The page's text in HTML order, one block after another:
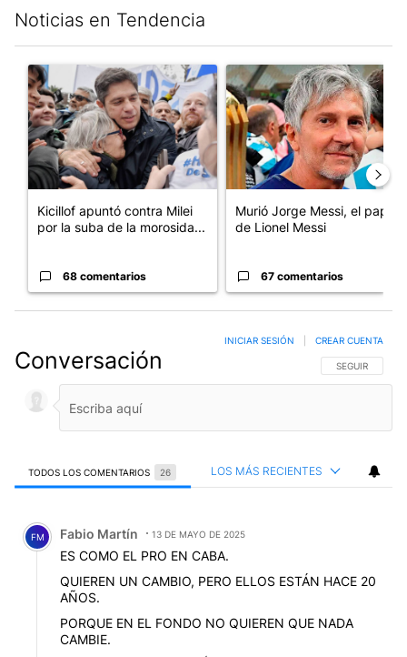
Noticias en Tendencia
Un artículo de tendencia con el título "Kicillof apuntó contra
Kicillof apuntó contra Milei
por la suba de la morosida...
68 comentarios
Un artículo de tendencia con
Murió Jorge Messi, el papá
de Lionel Messi
67 comentarios
Conversación SIGA ESTA
SEGUIR
INICIAR SESIÓN CREAR CUENTA
TODOS LOS COMENTARIOS 26 LOS MÁS RECIENTES
Comentario de Fabio Martín.
FM Fabio Martín 13 DE MAYO DE 2025
ES COMO EL PRO EN CABA.
QUIEREN UN CAMBIO, PERO ELLOS ESTÁN HACE 20
AÑOS.
PORQUE EN EL FONDO NO QUIEREN QUE NADA
CAMBIE.